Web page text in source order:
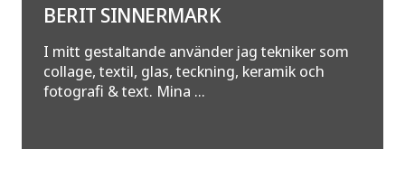
BERIT SINNERMARK
I mitt gestaltande använder jag tekniker som
collage, textil, glas, teckning, keramik och
fotografi & text. Mina ...